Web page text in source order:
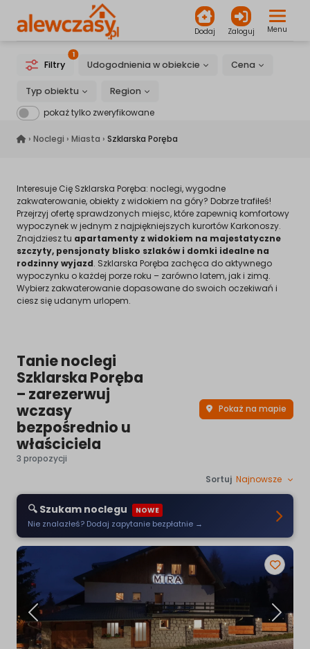
Dodaj Zaloguj Menu
Filtry
1
Udogodnienia w obiekcie Cena
Typ obiektu
Region
pokaż tylko zweryfikowane
alewczasy.pl
› Noclegi › Miasta › Szklarska Poręba
Interesuje Cię Szklarska Poręba: noclegi, wygodne
zakwaterowanie, obiekty z widokiem na góry? Dobrze trafiłeś!
Przejrzyj ofertę sprawdzonych miejsc, które zapewnią komfortowy
wypoczynek w jednym z najpiękniejszych kurortów Karkonoszy.
Znajdziesz tu apartamenty z widokiem na majestatyczne
szczyty, pensjonaty blisko szlaków i domki idealne na
rodzinny wyjazd. Szklarska Poręba zachęca do aktywnego
wypoczynku o każdej porze roku – zarówno latem, jak i zimą.
Wybierz zakwaterowanie dopasowane do swoich oczekiwań i
ciesz się udanym urlopem.
Tanie noclegi
Szklarska Poręba
– zarezerwuj
wczasy
bezpośrednio u
właściciela
3 propozycji
Pokaż na mapie
Sortuj Najnowsze
🔍 Szukam noclegu NOWE
Nie znalazłeś? Dodaj zapytanie bezpłatnie →
Poprzednia